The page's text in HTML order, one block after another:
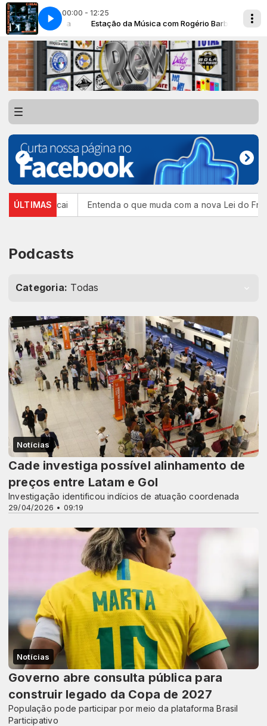
00:00 - 12:25
Barbosa Estação da Música com Rogério Barbosa
C-Real - Your Favorite Kiss
ÚLTIMAS
cai Entenda o que muda com a nova Lei do Frete
Podcasts
Categoria: Todas
Notícias
29/04/2026 • 09:19
Cade investiga possível alinhamento de
preços entre Latam e Gol
Investigação identificou indícios de atuação coordenada
Notícias
Governo abre consulta pública para
construir legado da Copa de 2027
População pode participar por meio da plataforma Brasil
Participativo